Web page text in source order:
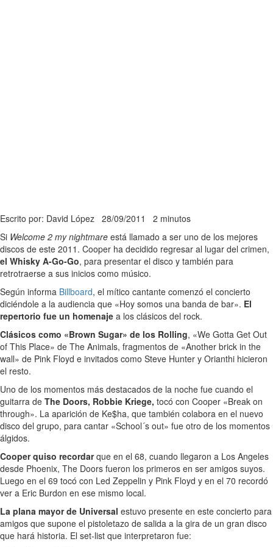
Escrito por: David López 28/09/2011 2 minutos
Si Welcome 2 my nightmare está llamado a ser uno de los mejores
discos de este 2011. Cooper ha decidido regresar al lugar del crimen,
el Whisky A-Go-Go, para presentar el disco y también para
retrotraerse a sus inicios como músico.
Según informa Billboard, el mítico cantante comenzó el concierto
diciéndole a la audiencia que «Hoy somos una banda de bar». El
repertorio fue un homenaje a los clásicos del rock.
Clásicos como «Brown Sugar» de los Rolling, «We Gotta Get Out
of This Place» de The Animals, fragmentos de «Another brick in the
wall» de Pink Floyd e invitados como Steve Hunter y Orianthi hicieron
el resto.
Uno de los momentos más destacados de la noche fue cuando el
guitarra de The Doors, Robbie Kriege, tocó con Cooper «Break on
through». La aparición de Ke$ha, que también colabora en el nuevo
disco del grupo, para cantar «School´s out» fue otro de los momentos
álgidos.
Cooper quiso recordarque en el 68, cuando llegaron a Los Angeles
desde Phoenix, The Doors fueron los primeros en ser amigos suyos.
Luego en el 69 tocó con Led Zeppelin y Pink Floyd y en el 70 recordó
ver a Eric Burdon en ese mismo local.
La plana mayor de Universal estuvo presente en este concierto para
amigos que supone el pistoletazo de salida a la gira de un gran disco
que hará historia. El set-list que interpretaron fue: